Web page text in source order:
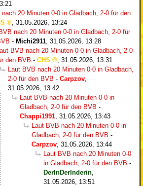
nach 20 Minuten 0-0 in Gladbach, 2-0 für den
31.05.2026, 13:24
BVB nach 20 Minuten 0-0 in Gladbach, 2-0 für
- Michi2911 31.05.2026, 13:28
Laut BVB nach 20 Minuten 0-0 in Gladbach, 2-0
den BVB - CHS
31.05.2026, 13:31
Laut BVB nach 20 Minuten 0-0 in Gladbach,
2-0 für den BVB - Carpzov
31.05.2026, 13:42
Laut BVB nach 20 Minuten 0-0 in
Gladbach, 2-0 für den BVB -
Chappi1991 31.05.2026, 13:43
Laut BVB nach 20 Minuten 0-0 in
Gladbach, 2-0 für den BVB -
Carpzov 31.05.2026, 13:44
Laut BVB nach 20 Minuten 0-0
in Gladbach, 2-0 für den BVB -
DerInDerInderin
31.05.2026, 13:51